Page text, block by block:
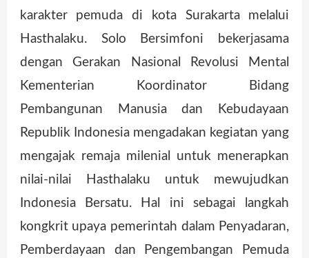
karakter pemuda di kota Surakarta melalui
Hasthalaku. Solo Bersimfoni bekerjasama
dengan Gerakan Nasional Revolusi Mental
Kementerian Koordinator Bidang
Pembangunan Manusia dan Kebudayaan
Republik Indonesia mengadakan kegiatan yang
mengajak remaja milenial untuk menerapkan
nilai-nilai Hasthalaku untuk mewujudkan
Indonesia Bersatu. Hal ini sebagai langkah
kongkrit upaya pemerintah dalam Penyadaran,
Pemberdayaan dan Pengembangan Pemuda